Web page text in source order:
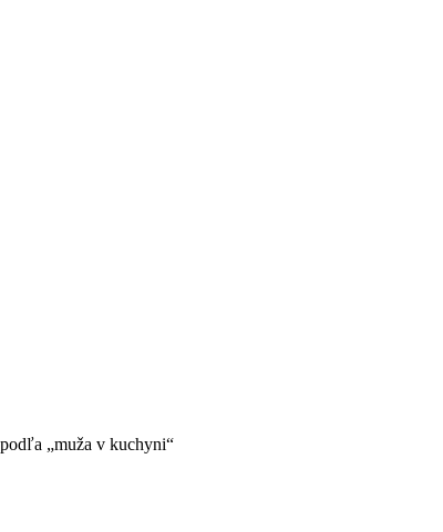
„muža v kuchyni“